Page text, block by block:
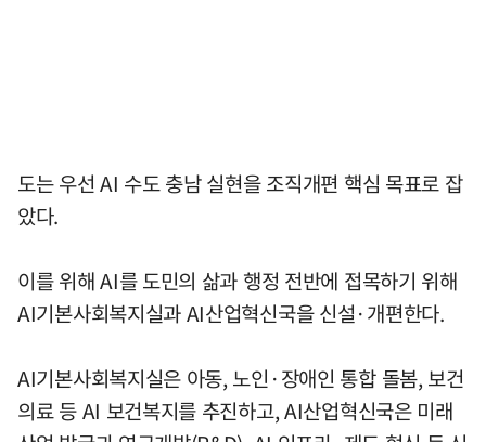
도는 우선 AI 수도 충남 실현을 조직개편 핵심 목표로 잡
았다.
이를 위해 AI를 도민의 삶과 행정 전반에 접목하기 위해
AI기본사회복지실과 AI산업혁신국을 신설·개편한다.
AI기본사회복지실은 아동, 노인·장애인 통합 돌봄, 보건
의료 등 AI 보건복지를 추진하고, AI산업혁신국은 미래